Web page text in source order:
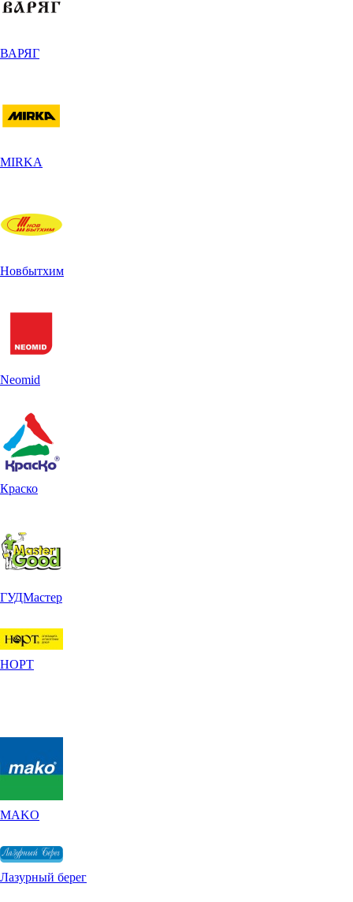
ВАРЯГ
MIRKA
Новбытхим
Neomid
Краско
ГУДМастер
НОРТ
MAKO
Лазурный берег